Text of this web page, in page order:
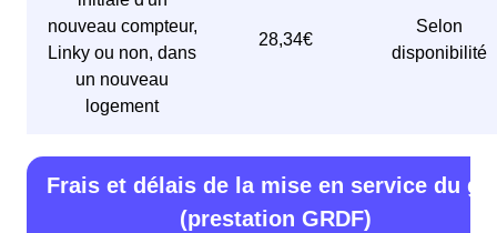
nouveau compteur,
Linky ou non, dans
un nouveau
logement
28,34€
Selon
disponibilité
Frais et délais de la mise en service du
(prestation GRDF)